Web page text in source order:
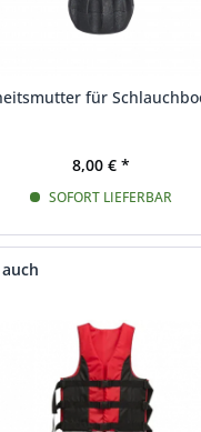
für
8,00 € *
SOFORT LIEFERBAR